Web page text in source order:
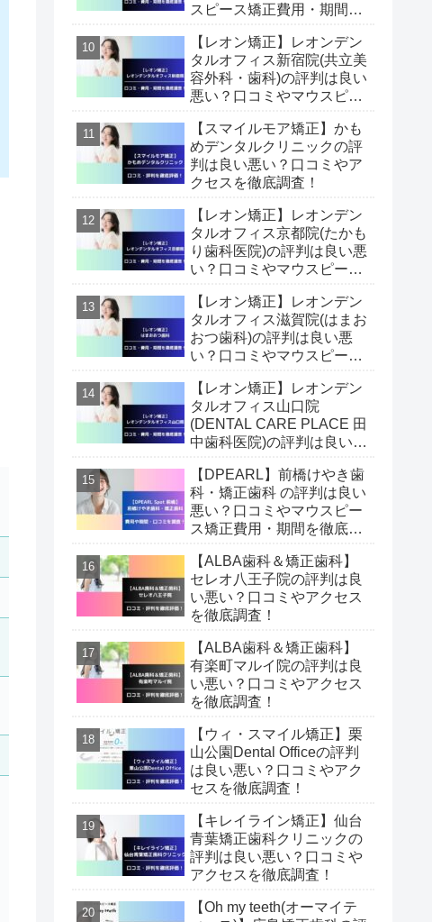
スピース矯正費用・期間を
【レオン矯正】レオンデン
タルオフィス新宿院(共立美
容外科・歯科)の評判は良い
悪い？口コミやマウスピー
査！
【スマイルモア矯正】かも
めデンタルクリニックの評
判は良い悪い？口コミやア
クセスを徹底調査！
【レオン矯正】レオンデン
タルオフィス京都院(たかも
り歯科医院)の評判は良い悪
い？口コミやマウスピース
査！
【レオン矯正】レオンデン
タルオフィス滋賀院(はまお
おつ歯科)の評判は良い悪
い？口コミやマウスピース
査！
【レオン矯正】レオンデン
タルオフィス山口院
(DENTAL CARE PLACE 田
中歯科医院)の評判は良い悪
矯正費用・期間を徹底調
査！
【DPEARL】前橋けやき歯
科・矯正歯科 の評判は良い
悪い？口コミやマウスピー
ス矯正費用・期間を徹底調
【ALBA歯科＆矯正歯科】
セレオ八王子院の評判は良
い悪い？口コミやアクセス
を徹底調査！
【ALBA歯科＆矯正歯科】
有楽町マルイ院の評判は良
い悪い？口コミやアクセス
を徹底調査！
【ウィ・スマイル矯正】栗
山公園Dental Officeの評判
は良い悪い？口コミやアク
セスを徹底調査！
【キレイライン矯正】仙台
青葉矯正歯科クリニックの
評判は良い悪い？口コミや
アクセスを徹底調査！
【Oh my teeth(オーマイテ